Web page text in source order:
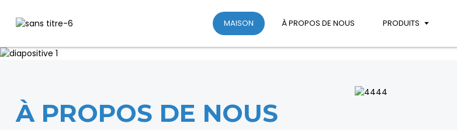
MAISON À PROPOS DE NOUS PRODUITS
À PROPOS DE NOUS